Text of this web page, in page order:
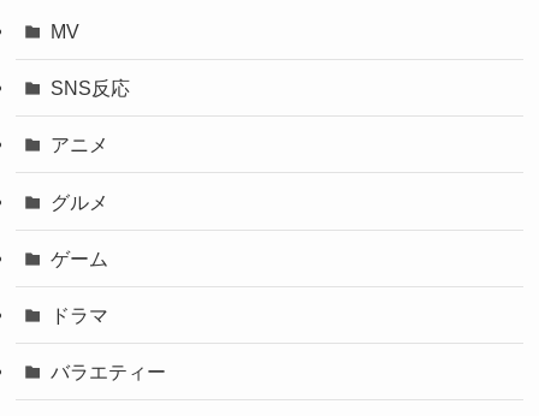
MV
SNS反応
アニメ
グルメ
ゲーム
ドラマ
バラエティー